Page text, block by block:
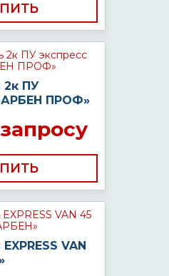
2к ПУ
ПРОФ»
VAN